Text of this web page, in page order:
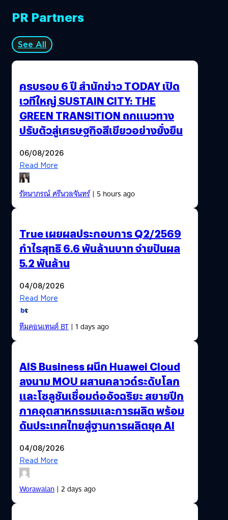
PR Partners
See All
ครบรอบ 6 ปี สำนักข่าว TODAY เปิด
เวทีใหญ่ SUSTAIN CITY: THE
GREEN TRANSITION ถกแนวทาง
ปรับตัวสู่เศรษฐกิจสีเขียวอย่างยั่งยืน
06/08/2026
Read More
รัตนาภรณ์ ศรีนวลจันทร์| 5 hours ago
True เผยผลประกอบการ Q2/2569
กำไรสุทธิ 6.6 พันล้านบาท จ่ายปันผล
5.2 พันล้าน
04/08/2026
Read More
ทีมคอนเทนต์ BT| 1 days ago
AIS Business ผนึก Huawei Cloud
ลงนาม MOU ผสานคลาวด์ระดับโลก
และโซลูชันเชื่อมต่ออัจฉริยะ สยายปีก
ภาคอุตสาหกรรมและการผลิต พร้อม
ดันประเทศไทยสู่ฐานการผลิตยุค AI
04/08/2026
Read More
Worawalan| 2 days ago